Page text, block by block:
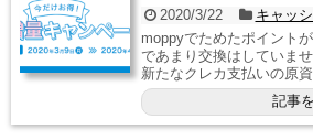
2020/3/22 キャッ
moppyでためたポイント
であまり交換はしていま
新たなクレカ支払いの原資
記事